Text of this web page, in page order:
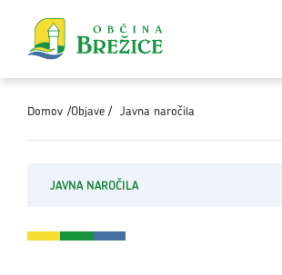
Domov /Objave / Javna naročila
JAVNA NAROČILA